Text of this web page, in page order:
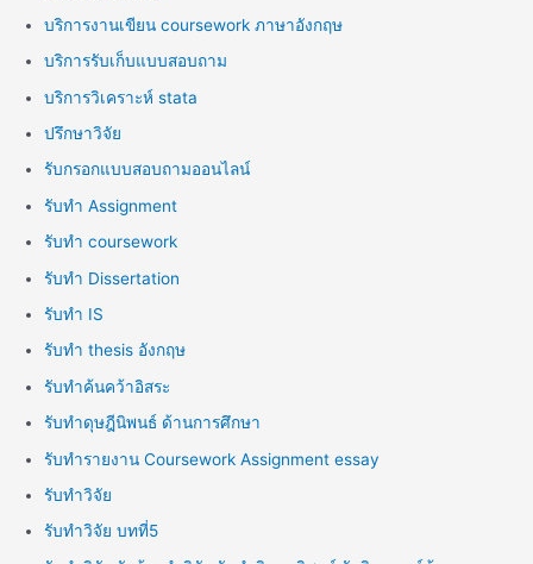
บริการงานเขียน coursework ภาษาอังกฤษ
บริการรับเก็บแบบสอบถาม
บริการวิเคราะห์ stata
ปรึกษาวิจัย
รับกรอกแบบสอบถามออนไลน์
รับทำ Assignment
รับทำ coursework
รับทำ Dissertation
รับทำ IS
รับทำ thesis อังกฤษ
รับทำค้นคว้าอิสระ
รับทำดุษฎีนิพนธ์ ด้านการศึกษา
รับทำรายงาน Coursework Assignment essay
รับทำวิจัย
รับทำวิจัย บทที่5